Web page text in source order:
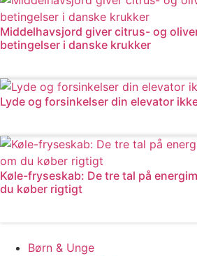
Middelhavsjord giver citrus- og
betingelser i danske krukker
Lyde og forsinkelser din elevator
Køle-fryseskab: De tre tal på
du køber rigtigt
Børn & Unge